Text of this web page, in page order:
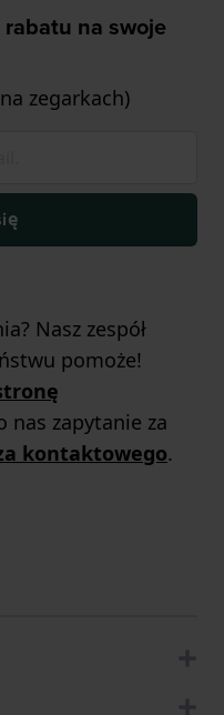
na swoje
zegarkach)
Nasz zespół
pomoże!
nas zapytanie za
kontaktowego.